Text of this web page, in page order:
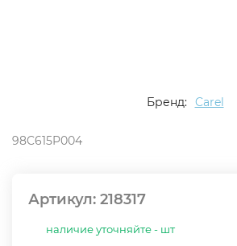
Бренд: Carel
98C615P004
Артикул: 218317
наличие уточняйте - шт